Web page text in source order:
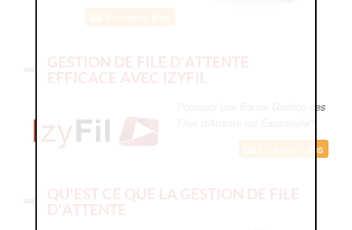
GESTION DE FILE D'ATTENTE
EFFICACE AVEC IZYFIL
Pourquoi une Bonne Gestion des
En savoir plus
QU'EST CE QUE LA GESTION DE FILE
D'ATTENTE